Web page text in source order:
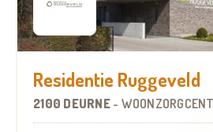
Residentie Ruggeveld
2100 DEURNE -